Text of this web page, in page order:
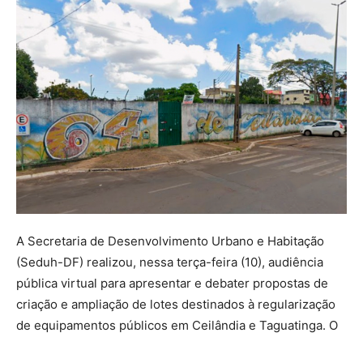
A Secretaria de Desenvolvimento Urbano e Habitação
(Seduh-DF) realizou, nessa terça-feira (10), audiência
pública virtual para apresentar e debater propostas de
criação e ampliação de lotes destinados à regularização
de equipamentos públicos em Ceilândia e Taguatinga. O